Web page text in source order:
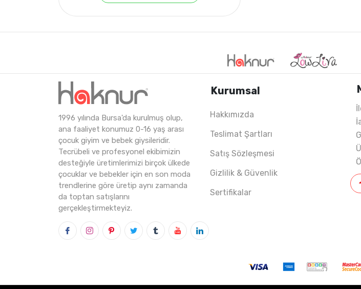
5 ADET 11-15 Years
1996 yılında Bursa'da kurulmuş olup,
ana faaliyet konumuz 0-16 yaş arası
çocuk giyim ve bebek giysileridir.
Tecrübeli ve profesyonel ekibimizin
desteğiyle üretimlerimizi birçok ülkede
çocuklar ve bebekler için en son moda
trendlerine göre üretip aynı zamanda
da toptan satışlarını
gerçekleştirmekteyiz.
Kurumsal
Hakkımızda
Teslimat Şartları
Satış Sözleşmesi
Gizlilik & Güvenlik
Sertifikalar